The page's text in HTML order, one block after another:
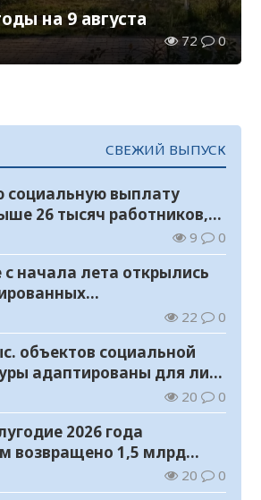
на 9 августа
72 0
СВЕЖИЙ ВЫПУСК
социальную выплату
26 тысяч работников,
условиях труда9 0
с начала лета открылись
вокзалов
22 0
объектов социальной
адаптированы для лиц
20 0
2026 года
возвращено 1,5 млрд
20 0